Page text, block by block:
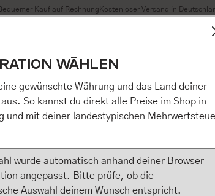
Kauf auf Rechnung Kostenloser Versand in
eine bestmögliche Erfahrung bieten zu können.
/ etc.]“ erteilen Sie Ihre Einwilligung
Partner, die shopware AG (Ebbinghoff 10,
persönlich zuordnen kann, sie aber zu
verarbeiten darf. Mit Klick auf
auch in die Weitergabe über Ihr
10, 48624 Schöppingen,
sie aber zu eigenen Zwecken (z.B.
darf.
WÄHLEN
gewünschte Währung und das Land deiner
aus. So kannst du direkt alle Preise im Shop in
und mit deiner landestypischen
wurde automatisch anhand deiner Browser
angepasst. Bitte prüfe, ob die
Auswahl deinem Wunsch entspricht.